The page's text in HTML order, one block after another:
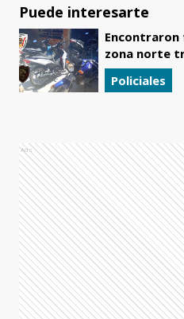
Puede interesarte
zona norte
Policiales
Ads